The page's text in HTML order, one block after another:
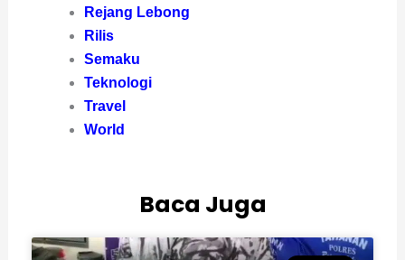
Rejang Lebong
Rilis
Semaku
Teknologi
Travel
World
Baca Juga